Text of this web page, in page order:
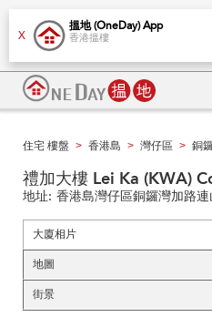
X
搵地 (OneDay) App
香港搵樓
住宅 樓盤 > 香港島 > 灣仔區 > 銅
禮加大樓 Lei Ka (KWA)
地址: 香港島灣仔區銅鑼灣加路
大廈相片
地圖
街景